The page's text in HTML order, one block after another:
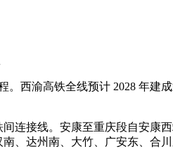
西渝高铁全线预计 2028 年建
连接线。安康至重庆段自安康
、达州南、大竹、广安东、合